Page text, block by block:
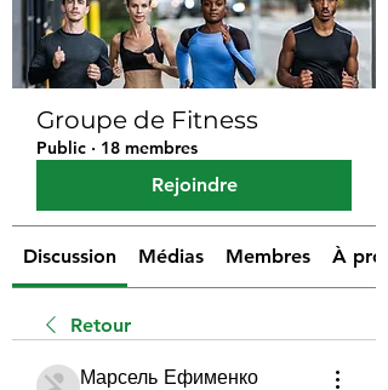
Groupe de Fitness
Public · 18 membres
Rejoindre
Discussion Médias Membres À
Retour
Марсель Ефименко